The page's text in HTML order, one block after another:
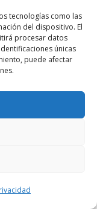
tecnologías como las
del dispositivo. El
procesar datos
únicas
puede afectar
a tener
además,
de una gran
caso
cuál sea la
olvidar
y
los